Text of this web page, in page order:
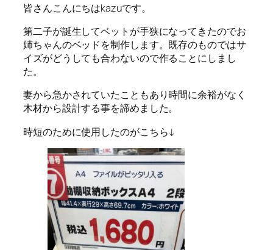
皆さんこんにちはkazuです。
第二子が誕生してベットが手狭になってきたのでお
姉ちゃんのベッドを制作します。既存のものではサ
イズがどうしても合わないので作ることにしまし
た。
妻から急かされていたこともあり時間に余裕がなく
木材から設計する事を諦めました。
時短のために使用したのがこちら↓